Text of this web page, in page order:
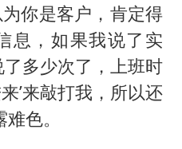
你是客户，肯定得
息，如果我说了实
了多少次了，上班时
’来敲打我，所以还
色。